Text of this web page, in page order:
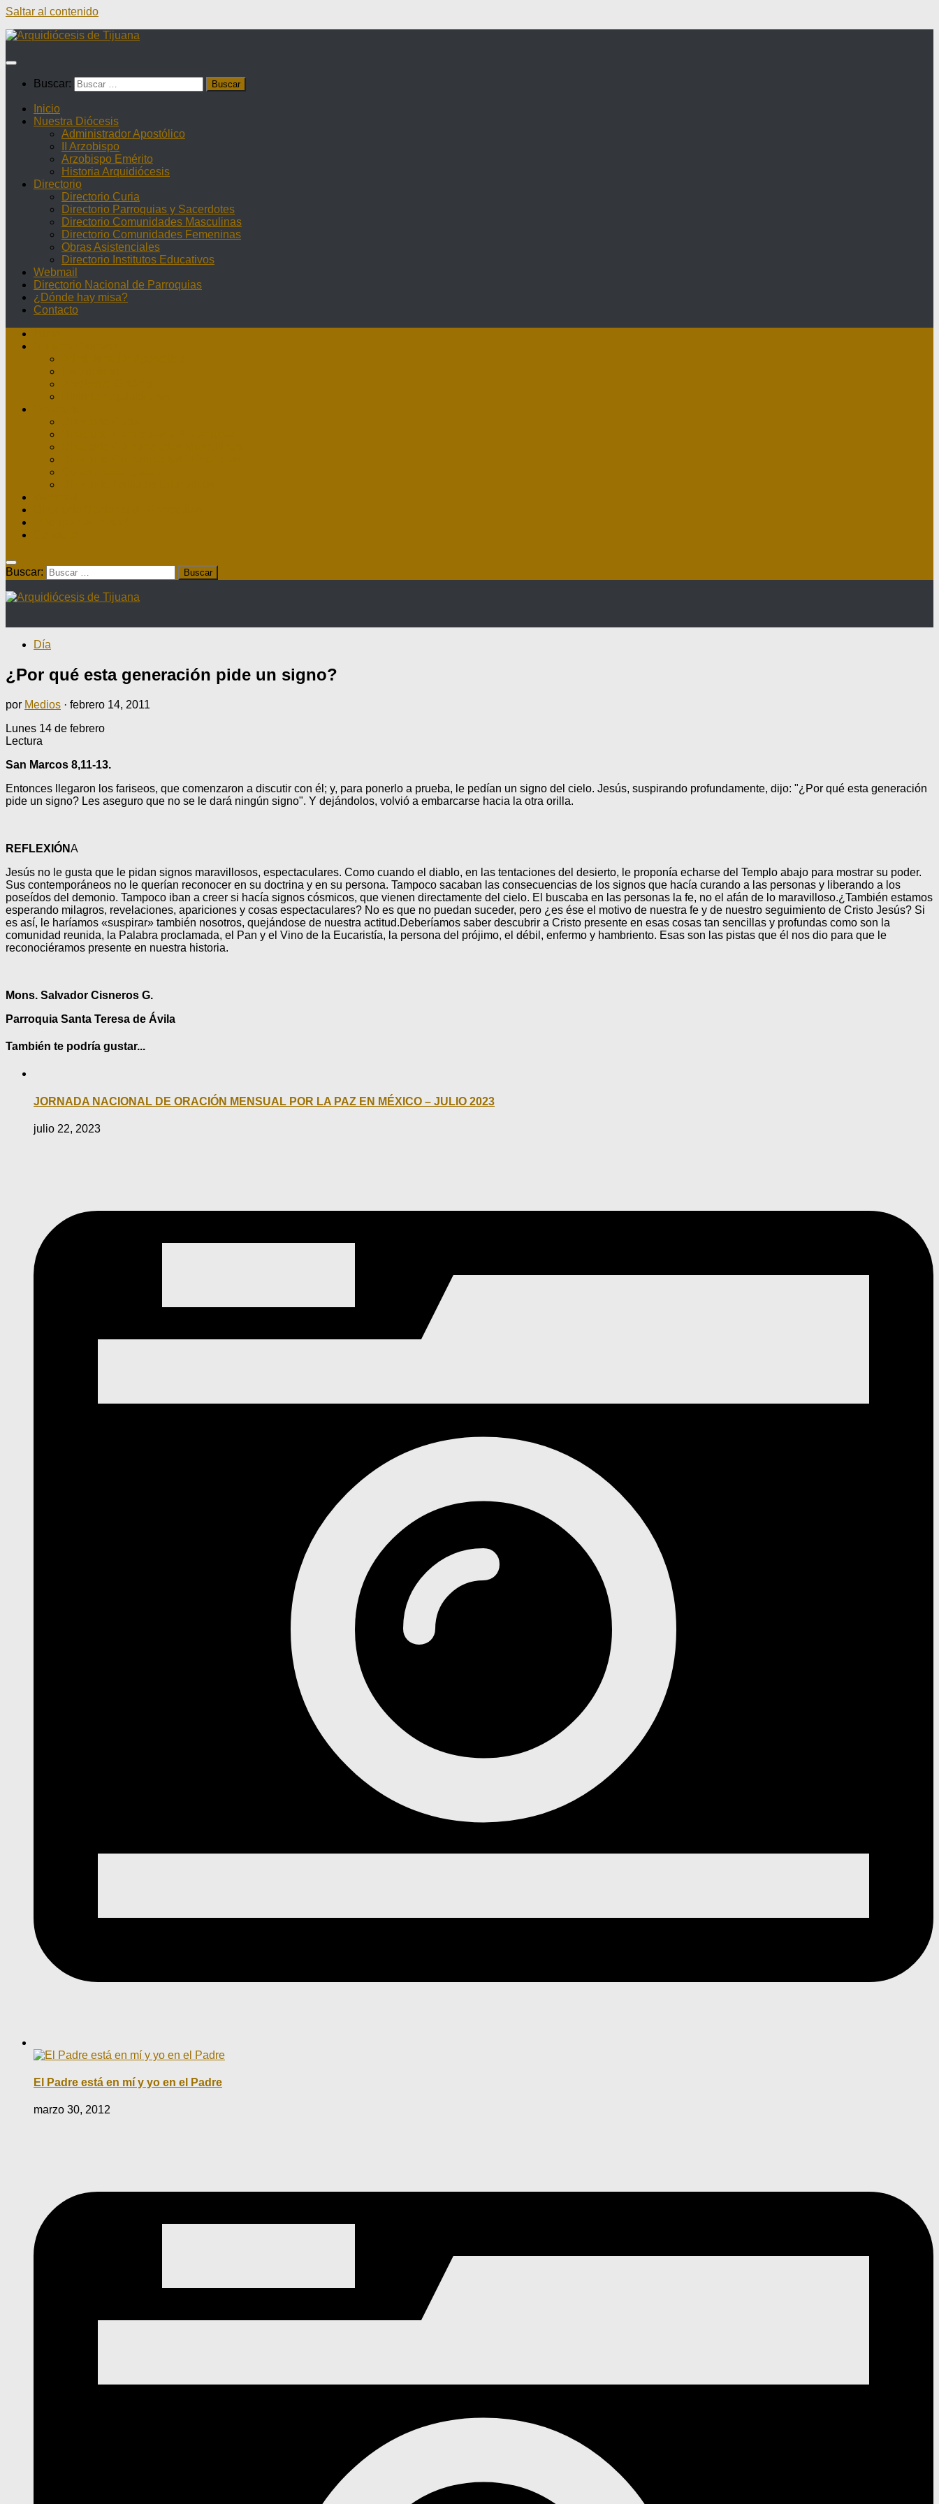
Saltar al contenido
Buscar:
Inicio
Nuestra Diócesis
Administrador Apostólico
II Arzobispo
Arzobispo Emérito
Historia Arquidiócesis
Directorio
Directorio Curia
Directorio Parroquias y Sacerdotes
Directorio Comunidades Masculinas
Directorio Comunidades Femeninas
Obras Asistenciales
Directorio Institutos Educativos
Webmail
Directorio Nacional de Parroquias
¿Dónde hay misa?
Contacto
Buscar:
Día
¿Por qué esta generación pide un signo?
por Medios · febrero 14, 2011
Lunes 14 de febrero
Lectura
San Marcos 8,11-13.
Entonces llegaron los fariseos, que comenzaron a discutir con él; y, para ponerlo a prueba, le pedían un signo del cielo. Jesús, suspirando profundamente, dijo: "¿Por qué esta generación
pide un signo? Les aseguro que no se le dará ningún signo". Y dejándolos, volvió a embarcarse hacia la otra orilla.
REFLEXIÓNA
Jesús no le gusta que le pidan signos maravillosos, espectaculares. Como cuando el diablo, en las tentaciones del desierto, le proponía echarse del Templo abajo para mostrar su poder.
Sus contemporáneos no le querían reconocer en su doctrina y en su persona. Tampoco sacaban las consecuencias de los signos que hacía curando a las personas y liberando a los
poseídos del demonio. Tampoco iban a creer si hacía signos cósmicos, que vienen directamente del cielo. El buscaba en las personas la fe, no el afán de lo maravilloso.¿También estamos
esperando milagros, revelaciones, apariciones y cosas espectaculares? No es que no puedan suceder, pero ¿es ése el motivo de nuestra fe y de nuestro seguimiento de Cristo Jesús? Si
es así, le haríamos «suspirar» también nosotros, quejándose de nuestra actitud.Deberíamos saber descubrir a Cristo presente en esas cosas tan sencillas y profundas como son la
comunidad reunida, la Palabra proclamada, el Pan y el Vino de la Eucaristía, la persona del prójimo, el débil, enfermo y hambriento. Esas son las pistas que él nos dio para que le
reconociéramos presente en nuestra historia.
Mons. Salvador Cisneros G.
Parroquia Santa Teresa de Ávila
También te podría gustar...
JORNADA NACIONAL DE ORACIÓN MENSUAL POR LA PAZ EN MÉXICO – JULIO 2023
julio 22, 2023
El Padre está en mí y yo en el Padre
marzo 30, 2012